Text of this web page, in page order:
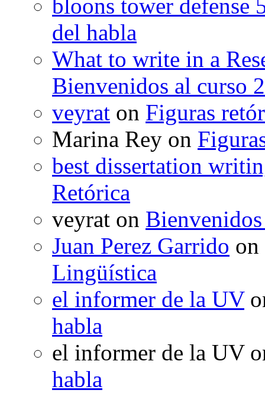
bloons tower defense
del habla
What to write in a
Bienvenidos al curso
veyrat on Figuras
Marina Rey on
best dissertation
Retórica
veyrat on
Juan Perez Garrido on
Lingüística
el informer de la UV
habla
el informer de la UV
habla